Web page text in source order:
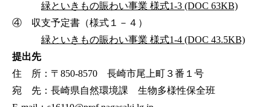
緑といきもの賑わい事業 様式1-3 (DOC 63KB)
④ 収支予定書（様式１－４）
緑といきもの賑わい事業 様式1-4 (DOC 43.5KB)
提出先
住 所：〒850-8570 長崎市尾上町３番１号
宛 先：長崎県自然環境課 生物多様性保全班